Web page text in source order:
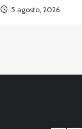
5 agosto, 2026